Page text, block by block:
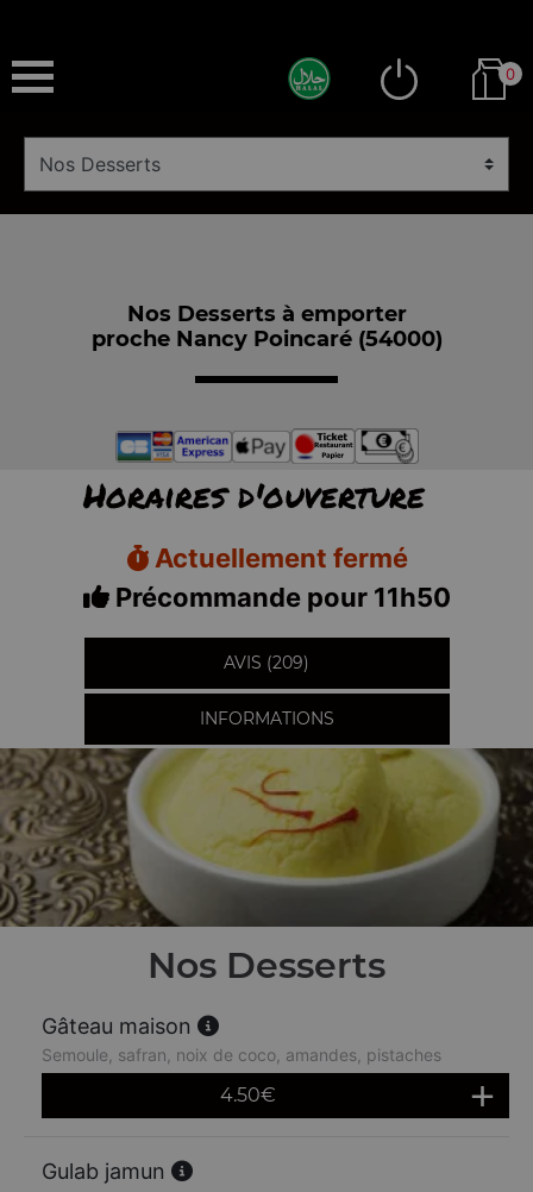
0
Nos Desserts à emporter
proche Nancy Poincaré (54000)
Horaires d'ouverture
Actuellement fermé
Précommande pour 11h50
AVIS (209)
INFORMATIONS
Nos Desserts
Gâteau maison
Semoule, safran, noix de coco, amandes, pistaches
4.50€
Gulab jamun